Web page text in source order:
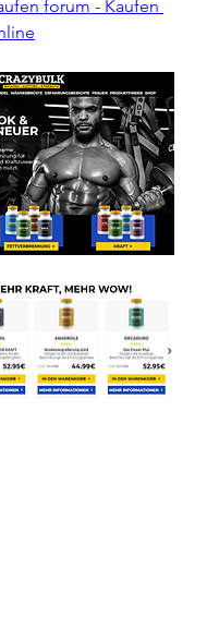
forum - Kaufen